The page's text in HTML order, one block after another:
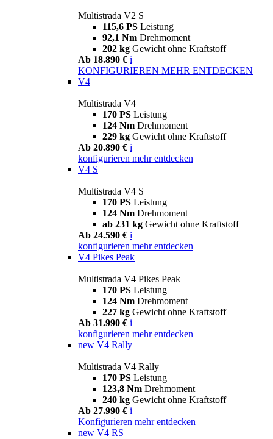
Multistrada V2 S
115,6 PS Leistung
92,1 Nm Drehmoment
202 kg Gewicht ohne Kraftstoff
Ab 18.890 € i
KONFIGURIEREN MEHR ENTDECKEN
V4
Multistrada V4
170 PS Leistung
124 Nm Drehmoment
229 kg Gewicht ohne Kraftstoff
Ab 20.890 € i
konfigurieren mehr entdecken
V4 S
Multistrada V4 S
170 PS Leistung
124 Nm Drehmoment
ab 231 kg Gewicht ohne Kraftstoff
Ab 24.590 € i
konfigurieren mehr entdecken
V4 Pikes Peak
Multistrada V4 Pikes Peak
170 PS Leistung
124 Nm Drehmoment
227 kg Gewicht ohne Kraftstoff
Ab 31.990 € i
konfigurieren mehr entdecken
new V4 Rally
Multistrada V4 Rally
170 PS Leistung
123,8 Nm Drehmoment
240 kg Gewicht ohne Kraftstoff
Ab 27.990 € i
Konfigurieren mehr entdecken
new V4 RS